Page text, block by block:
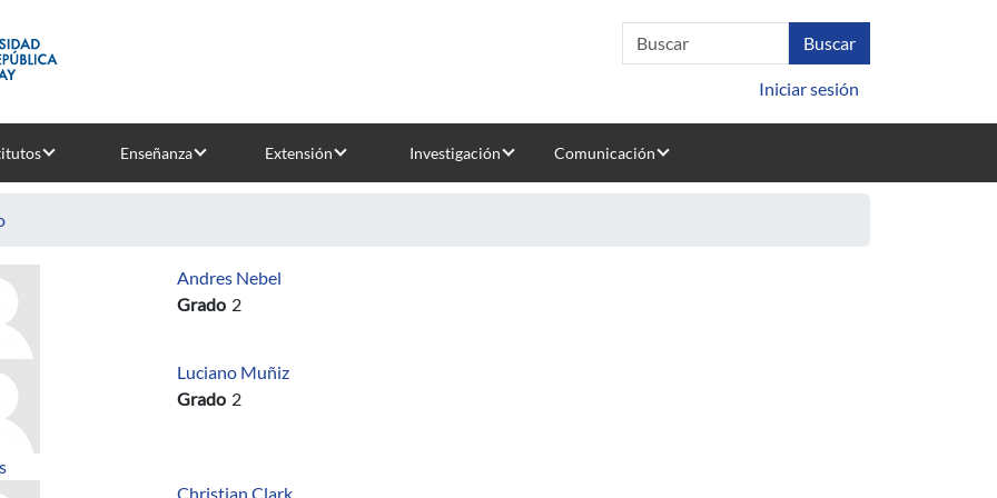
Iniciar sesión
Enseñanza Extensión Investigación Comunicación
Andres Nebel
Grado 2
Luciano Muñiz
Grado 2
sobre Taller para Fortalecer Habilidades Blandas
Christian Clark